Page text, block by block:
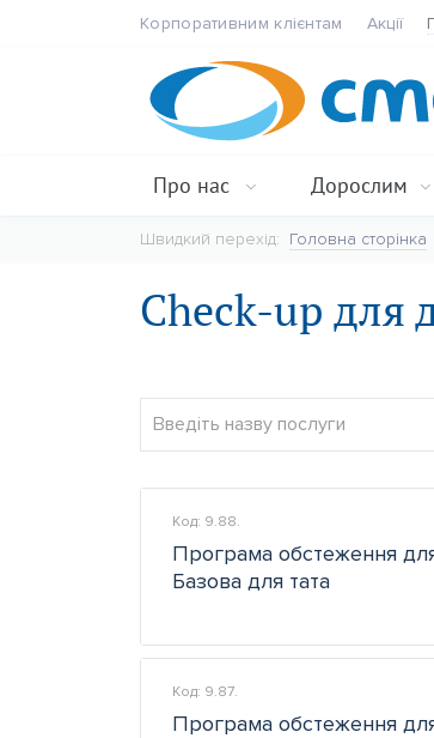
Корпоративним клієнтам Акції
Про нас Дорослим
Швидкий перехід: Головна сторінка
Check-up для
Код: 9.88.
Програма обстеження
Базова для тата
Код: 9.87.
Програма обстеження